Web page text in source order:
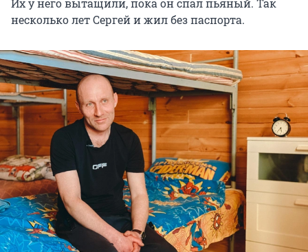
Их у него вытащили, пока он спал пьяный. Так
несколько лет Сергей и жил без паспорта.